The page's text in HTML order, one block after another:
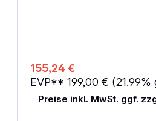
Frappé Inklusive Programm für heiße
Schokolade: Verarbeitet Milch
Schokoladenstücke durch
Quirlbewegung und optimale
weicher heißer Schokolade Edelstahl-Milchkrug,
155,24 €
EVP** 199,00 € (21.99%
Preise inkl. MwSt. ggf.